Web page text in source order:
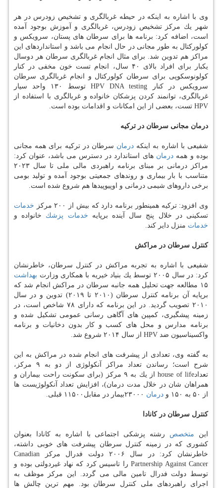
وی با اشاره به اینكه در حیطه غربالگری و تشخیص زودرس در هر
شهر یك مركز تشخیص زودرس، غربالگری و آموزش بوجود آمده
است، اضافه كرد: برنامه ها برای سرطان های پستان، سرویكس و
كولوركتال به طور مجانی در حال انجام می باشد و استانداردهای این
مراكز هم تدوین شد. برای مثال انجام غربالگری سرطان هر دوسال
یكبار برای افراد بالای ۴۰ سال، انجام تست خون مخفی در كنار
كولونوسكوپی برای سرطان كولوركتال و انجام غربالگری سرطان
سرویكس در كنار HPV DNA testing توسط ۱۳۰ واحد سیار
غربالگری، توانمند كردن پزشكان خانواده و غربالگری با استفاده از
HPV تست، بعضی از این امكانات و اقدامات بوده است.
درمان مجانی سرطان در تركیه
شفیعی با اشاره به اینكه درمان سرطان در تركیه برای همه مجانی
بوده و همهدرمان های استاندارد در دسترس می باشد، عنوان كرد:
مراكز درمانی بر مبنای برنامه راهبردی مالی ملی تا سال ۲۰۲۳
متناسب با بار بیماری و روندهای جمعیتی بوجود آمده و تولید بومی
برخی داروهای شیمی درمانی و اوپیوپیدها هم شروع شده است.
وی افزود: تركیه همینطور برنامه دارد كه بیش از ۲۰۰ مركز
خدمات
تسكینی در خلال پنج سال آینده برپایه خدمات پزشك خانواده و
خدمات منزل دایر كند.
كنترل سرطان در مراكش
شفیعی با اشاره به تجربه مراكش در كنترل سرطان، خاطرنشان
كرد: در سال ۲۰۰۵ توسط یك بنیاد خیریه با همكاری وزارت
بهداشت
۱۵ مطالعه جهت تحلیل همه جانبه سرطان در مراكش انجام شد كه
برپایه آن برنامه كنترل سرطان (۲۰۱۰ تا ۲۰۱۹) تدوین و در سال
۲۰۱۰ تصویب گردید. در این برنامه كه دارای ۷۸ شاخص است، در
زمینه پیشگیری، كمپین های آگاهی رسانی عمومی تشكیل شده و
برنامه مدارس و محل های كسب و كار بدون دخانیات و برنامه
واكسیناسیون ضد HPV از سال ۲۰۱۴ شروع شد.
به گفته وی، تعدادی از پیشرفت های انجام شده در مراكش به این
شرح است؛ رساندن تعداد مراكز آنكولوژی از دو به ۹ مركز،
تعدادhouse of life از یك به ۹ مركز (برای سكونت راحت بیماران و
همراهان شان در خلال مدت درمان)، افزایش تعداد آنكولوژیست ها
از ۵۰ به ۱۵۰ و
درمان
كنترل سرطان در كانادا
این متخصص رشته پزشكی اجتماعی با اشاره به كانادا بعنوان
كشوری كه در زمینه كنترل سرطان پیشرفت های خوبی داشته،
خاطرنشان كرد: در سال ۲۰۰۶ دولت فدرال مركز Canadian
Partnership Against Cancer را تاسیس كرد كه نهاد غیردولتی بوده و
توسط دولت فدرال تامین مالی می گردد. این مركز موظف به
اجرای راهبردهای ملی كنترل سرطان بود. مهم ترین چالش ها